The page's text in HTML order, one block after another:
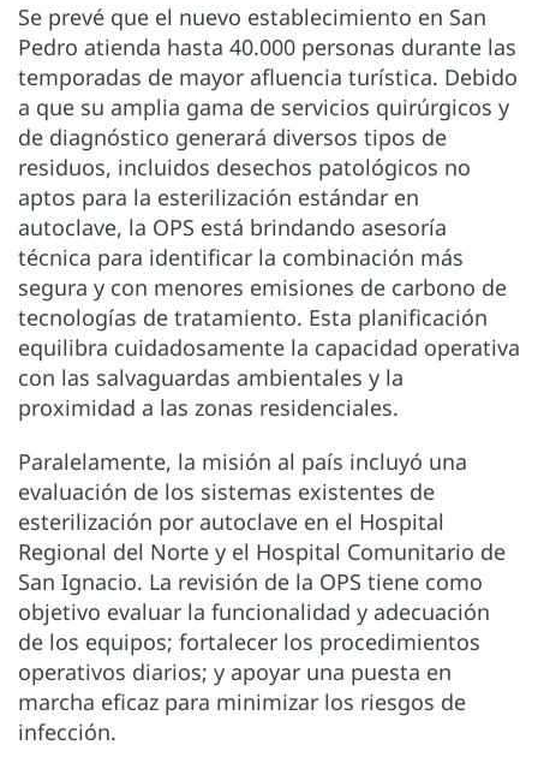
Se prevé que el nuevo establecimiento en San
Pedro atienda hasta 40.000 personas durante las
temporadas de mayor afluencia turística. Debido
a que su amplia gama de servicios quirúrgicos y
de diagnóstico generará diversos tipos de
residuos, incluidos desechos patológicos no
aptos para la esterilización estándar en
autoclave, la OPS está brindando asesoría
técnica para identificar la combinación más
segura y con menores emisiones de carbono de
tecnologías de tratamiento. Esta planificación
equilibra cuidadosamente la capacidad operativa
con las salvaguardas ambientales y la
proximidad a las zonas residenciales.
Paralelamente, la misión al país incluyó una
evaluación de los sistemas existentes de
esterilización por autoclave en el Hospital
Regional del Norte y el Hospital Comunitario de
San Ignacio. La revisión de la OPS tiene como
objetivo evaluar la funcionalidad y adecuación
de los equipos; fortalecer los procedimientos
operativos diarios; y apoyar una puesta en
marcha eficaz para minimizar los riesgos de
infección.